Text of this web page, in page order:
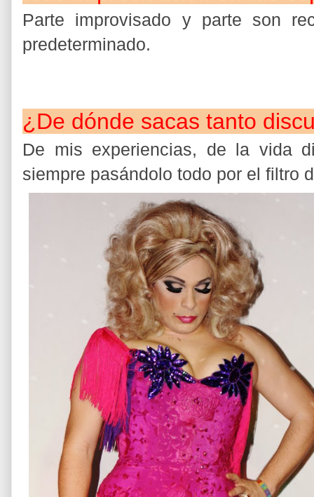
Parte improvisado y parte son
predeterminado.
¿De dónde sacas tanto
De mis experiencias, de la vida
siempre pasándolo todo por el filtro